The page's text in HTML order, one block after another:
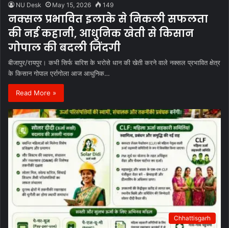
NU Desk May 15, 2026 149
नक्सल प्रभावित इलाके से निकली सफलता
की नई कहानी, आधुनिक खेती से किसान
गोपाल की बदली जिंदगी
बीजापुर/रायपुर। कभी सिर्फ बारिश के भरोसे धान की खेती करने वाले नक्सल प्रभावित क्षेत्र
के किसान गोपाल एर्रागोला आज आधुनिक…
Read More »
Chhattisgarh